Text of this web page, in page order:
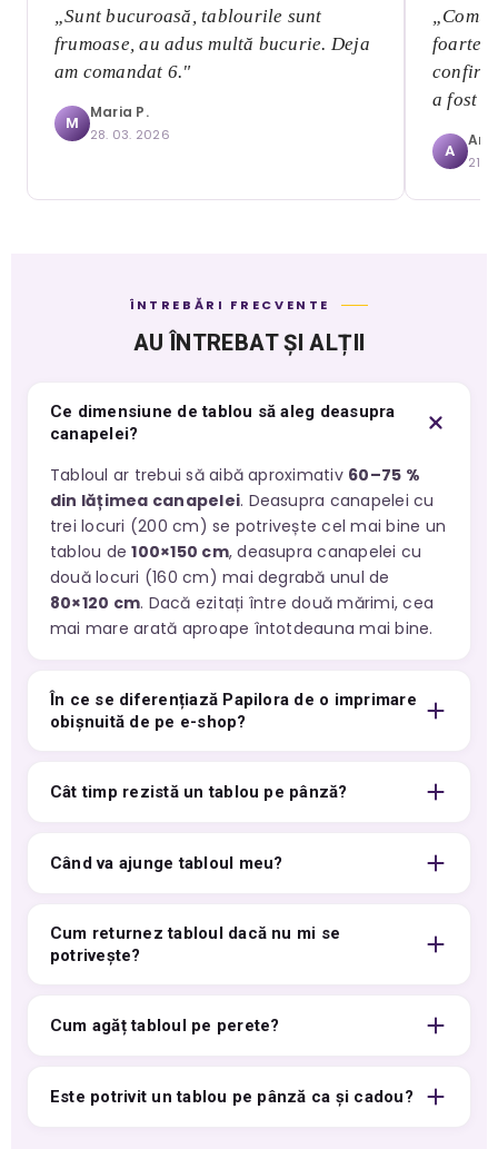
„Sunt bucuroasă, tablourile sunt
frumoase, au adus multă bucurie. Deja
am comandat 6."
M
Maria P.
28. 03. 2026
foarte
a fost
A
21.
ÎNTREBĂRI FRECVENTE
AU ÎNTREBAT ȘI ALȚII
Ce dimensiune de tablou să aleg deasupra
canapelei?
Tabloul ar trebui să aibă aproximativ 60–75 %
din lățimea canapelei. Deasupra canapelei cu
trei locuri (200 cm) se potrivește cel mai bine un
tablou de100×150 cm, deasupra canapelei cu
două locuri (160 cm) mai degrabă unul de
80×120 cm. Dacă ezitați între două mărimi, cea
mai mare arată aproape întotdeauna mai bine.
În ce se diferențiază Papilora de o imprimare
obișnuită de pe e-shop?
Cât timp rezistă un tablou pe pânză?
Când va ajunge tabloul meu?
Cum returnez tabloul dacă nu mi se
potrivește?
Cum agăț tabloul pe perete?
Este potrivit un tablou pe pânză ca și cadou?